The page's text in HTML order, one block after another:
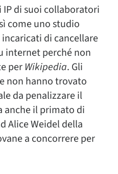
di suoi collaboratori
come uno studio
di cancellare
internet perché non
per Wikipedia. Gli
non hanno trovato
da penalizzare il
anche il primato di
Alice Weidel della
a concorrere per